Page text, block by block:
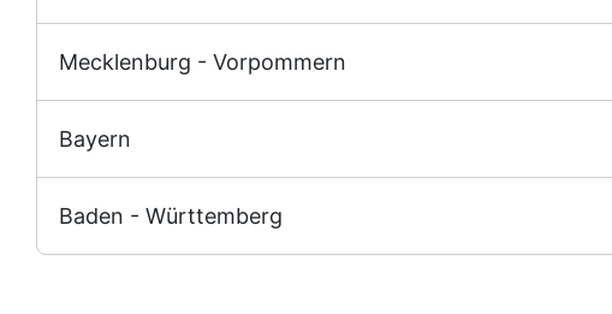
Mecklenburg - Vorpommern
Bayern
Baden - Württemberg